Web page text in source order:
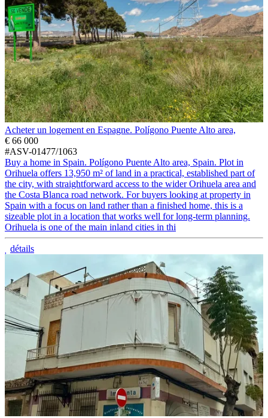
Acheter un logement en Espagne. Polígono Puente Alto area,
€ 66 000
#ASV-01477/1063
Buy a home in Spain. Polígono Puente Alto area, Spain. Plot in
Orihuela offers 13,950 m² of land in a practical, established part of
the city, with straightforward access to the wider Orihuela area and
the Costa Blanca road network. For buyers looking at property in
Spain with a focus on land rather than a finished home, this is a
sizeable plot in a location that works well for long-term planning.
Orihuela is one of the main inland cities in thi
détails